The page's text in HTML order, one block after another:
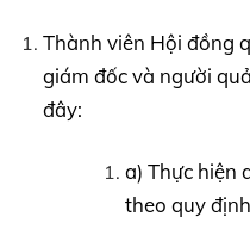
Thành viên Hội đồng
giám đốc và người
đây:
a) Thực hiện
theo quy